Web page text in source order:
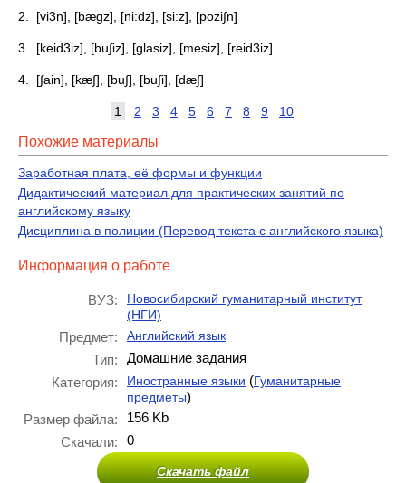
2. [vi3n], [bægz], [ni:dz], [si:z], [pozi∫n]
3. [keid3iz], [bu∫iz], [glasiz], [mesiz], [reid3iz]
4. [∫ain], [kæ∫], [bu∫], [bu∫i], [dæ∫]
1 2 3 4 5 6 7 8 9 10
Похожие материалы
Заработная плата, её формы и функции
Дидактический материал для практических занятий по
английскому языку
Дисциплина в полиции (Перевод текста с английского языка)
Информация о работе
ВУЗ:
Новосибирский гуманитарный институт
(НГИ)
Предмет: Английский язык
Тип:
Домашние задания
Категория:
Иностранные языки (Гуманитарные
предметы)
Размер файла:
156 Kb
Скачали:
0
Скачать файл